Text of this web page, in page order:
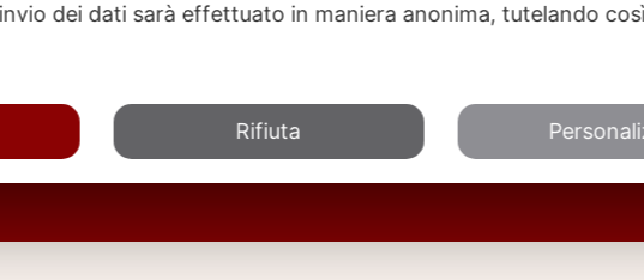
dei dati sarà effettuato in maniera anonima, tutelando
Rifiuta